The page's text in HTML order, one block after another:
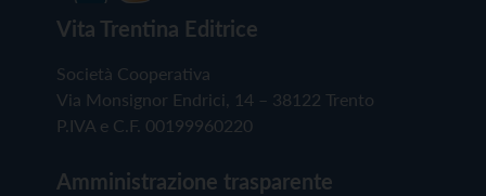
Vita Trentina Editrice
Società Cooperativa
Via Monsignor Endrici, 14 – 38122 Trento
P.IVA e C.F. 00199960220
Amministrazione trasparente